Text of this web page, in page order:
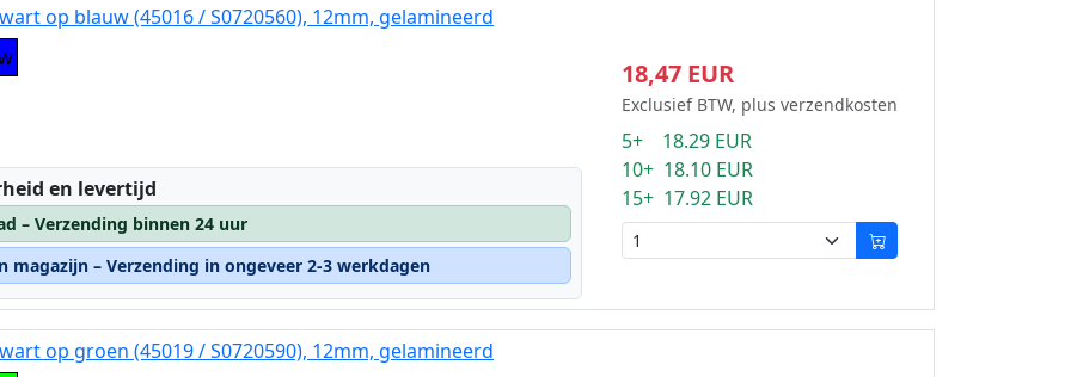
op blauw (45016 / S0720560), 12mm, gelamineerd
en levertijd
– Verzending binnen 24 uur
magazijn – Verzending in ongeveer 2-3 werkdagen
18,47 EUR
Exclusief BTW, plus verzendkosten
5+ 18.29 EUR
10+ 18.10 EUR
15+ 17.92 EUR
op groen (45019 / S0720590), 12mm, gelamineerd